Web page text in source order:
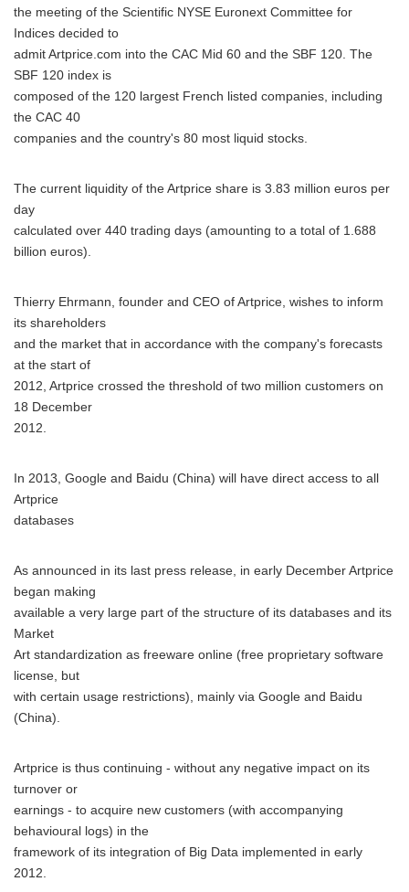
the meeting of the Scientific NYSE Euronext Committee for
Indices decided to
admit Artprice.com into the CAC Mid 60 and the SBF 120. The
SBF 120 index is
composed of the 120 largest French listed companies, including
the CAC 40
companies and the country's 80 most liquid stocks.
The current liquidity of the Artprice share is 3.83 million euros per
day
calculated over 440 trading days (amounting to a total of 1.688
billion euros).
Thierry Ehrmann, founder and CEO of Artprice, wishes to inform
its shareholders
and the market that in accordance with the company's forecasts
at the start of
2012, Artprice crossed the threshold of two million customers on
18 December
2012.
In 2013, Google and Baidu (China) will have direct access to all
Artprice
databases
As announced in its last press release, in early December Artprice
began making
available a very large part of the structure of its databases and its
Market
Art standardization as freeware online (free proprietary software
license, but
with certain usage restrictions), mainly via Google and Baidu
(China).
Artprice is thus continuing - without any negative impact on its
turnover or
earnings - to acquire new customers (with accompanying
behavioural logs) in the
framework of its integration of Big Data implemented in early
2012.